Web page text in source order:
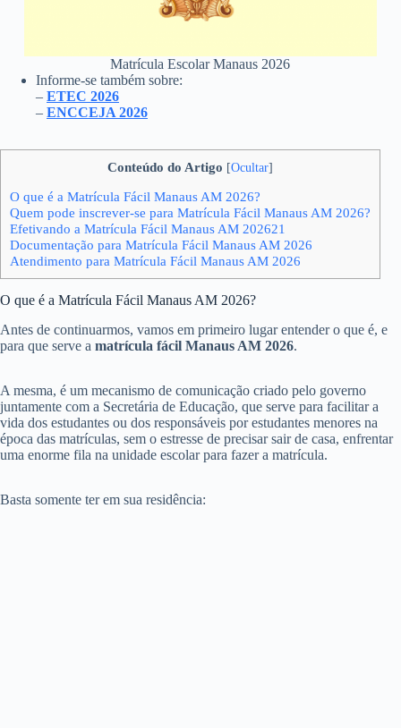
Matrícula Escolar Manaus 2026
Informe-se também sobre:
– ETEC 2026
– ENCCEJA 2026
Conteúdo do Artigo [Ocultar]
O que é a Matrícula Fácil Manaus AM 2026?
Quem pode inscrever-se para Matrícula Fácil Manaus AM 2026?
Efetivando a Matrícula Fácil Manaus AM 202621
Documentação para Matrícula Fácil Manaus AM 2026
Atendimento para Matrícula Fácil Manaus AM 2026
O que é a Matrícula Fácil Manaus AM 2026?
Antes de continuarmos, vamos em primeiro lugar entender o que é, e
para que serve a matrícula fácil Manaus AM 2026.
A mesma, é um mecanismo de comunicação criado pelo governo
juntamente com a Secretária de Educação, que serve para facilitar a
vida dos estudantes ou dos responsáveis por estudantes menores na
época das matrículas, sem o estresse de precisar sair de casa, enfrentar
uma enorme fila na unidade escolar para fazer a matrícula.
Basta somente ter em sua residência: